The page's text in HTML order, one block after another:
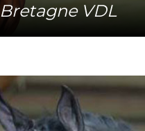
Bretagne VDL